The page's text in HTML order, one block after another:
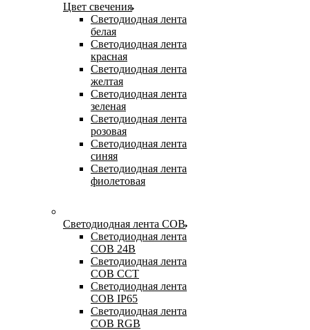
Цвет свечения
Светодиодная лента
белая
Светодиодная лента
красная
Светодиодная лента
желтая
Светодиодная лента
зеленая
Светодиодная лента
розовая
Светодиодная лента
синяя
Светодиодная лента
фиолетовая
Светодиодная лента COB
Светодиодная лента
COB 24В
Светодиодная лента
COB CCT
Светодиодная лента
COB IP65
Светодиодная лента
COB RGB